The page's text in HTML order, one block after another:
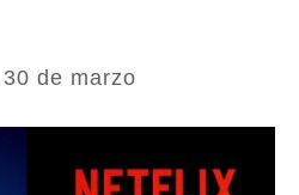
de marzo